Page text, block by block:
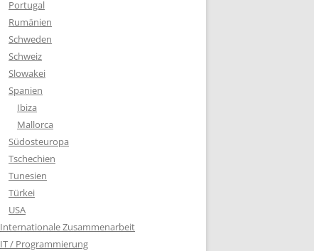
Portugal
Rumänien
Schweden
Schweiz
Slowakei
Spanien
Ibiza
Mallorca
Südosteuropa
Tschechien
Tunesien
Türkei
USA
Internationale Zusammenarbeit
IT / Programmierung